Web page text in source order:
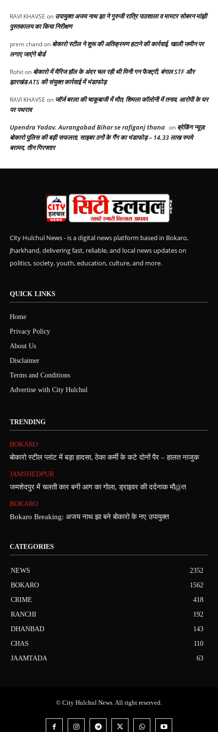
RAVI KHAVSE on उपायुक्त अजय नाथ झा ने गुरुजी रात्रि पाठशाला व मास्टर सोबरन मांझी
पुस्तकालय का किया निरीक्षण
prem chandon बोकारो स्टील ने शुरू की अतिक्रमण हटाने की कार्रवाई, खाली जमीन पर
लगाए जाएंगे बोर्ड
Rohiton बोकारो में मैरिज हॉल के अंदर चल रही थी मिनी गन फैक्ट्री, बंगाल STF और
झारखंड ATS की संयुक्त कार्रवाई में भंडाफोड़
RAVI KHAVSE on जॉर्ज बरला की चाकूबाजी में मौत, शिमला कॉलोनी में तनाव, आरोपी के घर
पर पथराव
Upendra Yadav. Aurangabad Bihar se rafiganj thana on ब्रेकिंग न्यूज़:
बोकारो पुलिस की बड़ी सफलता, साइबर ठगों के गैंग का भंडाफोड़ – 14.33 लाख रुपये
बरामद, तीन गिरफ्तार
City Hulchul News - is a digital news platform based in Bokaro,
Jharkhand, delivering fast, reliable, and local news updates on
politics, society, youth, education, culture, and more.
QUICK LINKS
Home
Privacy Policy
About Us
Disclaimer
Terms and Conditions
Advertise with City Hulchul
TRENDING
BOKARO
बोकारो स्टील प्लांट में बड़ा हादसा, ठेका कर्मी के कटे दोनों पैर – हालत नाजुक
JAMSHEDPUR
जमशेदपुर में चलती कार बनी आग का गोला, ड्राइवर की दर्दनाक मौ@त
BOKARO
Bokaro Breaking: अजय नाथ झा बने बोकारो के नए उपायुक्त
CATEGORIES
NEWS
2352
BOKARO
1562
CRIME
418
RANCHI
192
DHANBAD
143
CHAS
110
JAAMTADA
63
© City Hulchul News. All right reserved.